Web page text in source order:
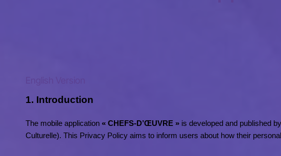
1. Introduction
The mobile application « CHEFS-D’ŒUVRE » is developed and published by
Culturelle). This Privacy Policy aims to inform users about how their